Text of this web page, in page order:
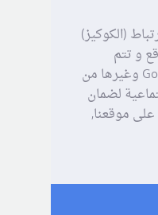
(الكوكيز)
و تتم
مشاركة بعض المعلومات مع Google وغيرها من
لضمان
موقعنا,